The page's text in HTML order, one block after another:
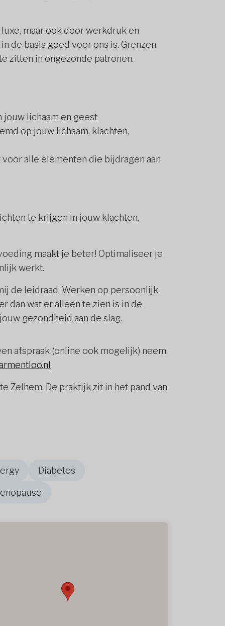
maar ook door werkdruk en
de basis goed voor ons is. Grenzen
zitten in ongezonde patronen.
lichaam en geest
op jouw lichaam, klachten,
alle elementen die bijdragen aan
te krijgen in jouw klachten,
maakt je beter! Optimaliseer je
werkt.
de leidraad. Werken op persoonlijk
dan wat er alleen te zien is in de
gezondheid aan de slag.
afspraak (online ook mogelijk) neem
Zelhem. De praktijk zit in het pand van
Diabetes